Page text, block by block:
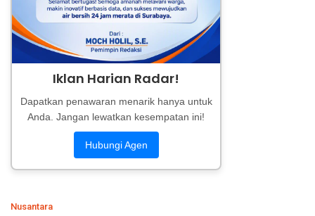
Iklan Harian Radar!
Dapatkan penawaran menarik hanya untuk
Anda. Jangan lewatkan kesempatan ini!
Hubungi Agen
Nusantara